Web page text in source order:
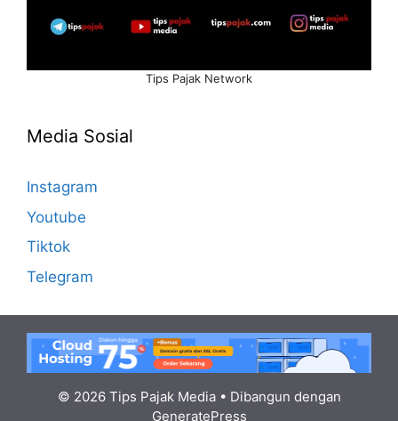
Tips Pajak Network
Media Sosial
Instagram
Youtube
Tiktok
Telegram
© 2026 Tips Pajak Media• Dibangun dengan
GeneratePress